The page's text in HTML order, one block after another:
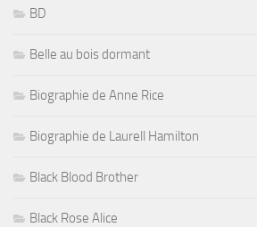
BD
Belle au bois dormant
Biographie de Anne Rice
Biographie de Laurell Hamilton
Black Blood Brother
Black Rose Alice